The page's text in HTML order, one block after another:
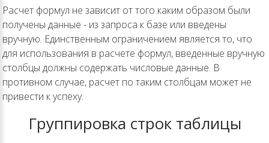
Расчет формул не зависит от того каким образом были
получены данные - из запроса к базе или введены
вручную. Единственным ограничением является то, что
для использования в расчете формул, введенные вручную
столбцы должны содержать числовые данные. В
противном случае, расчет по таким столбцам может не
привести к успеху.
Группировка строк таблицы